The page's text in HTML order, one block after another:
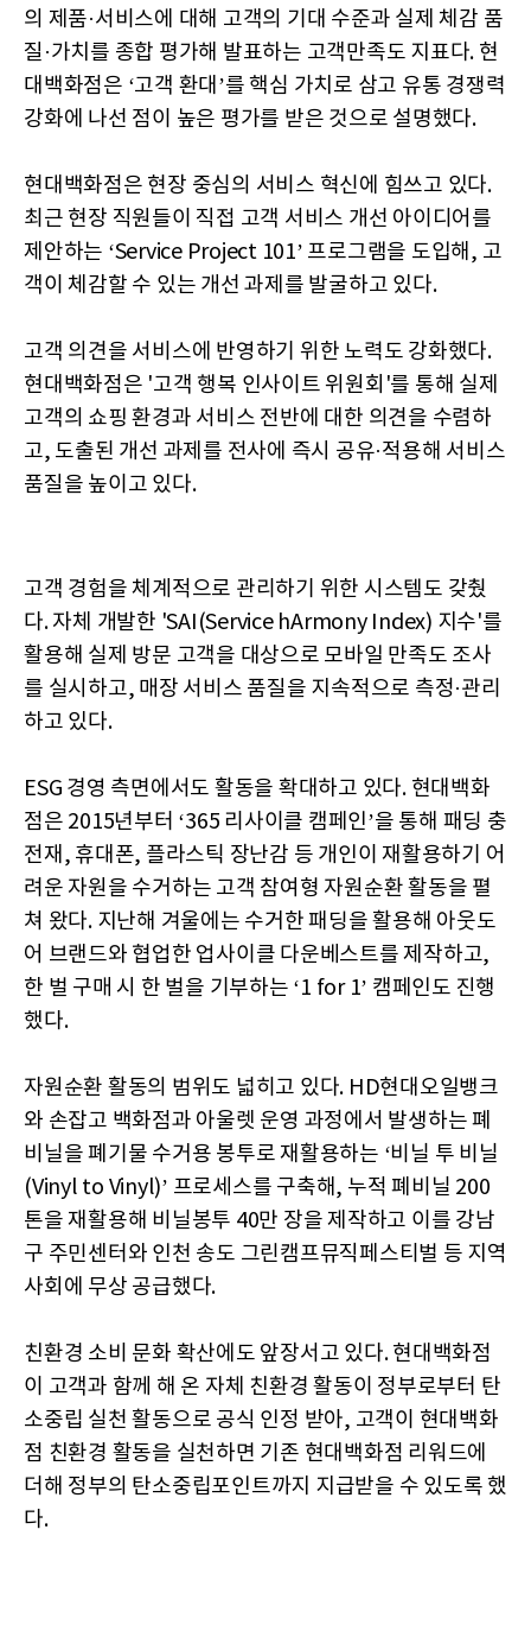
의 제품·서비스에 대해 고객의 기대 수준과 실제 체감 품
질·가치를 종합 평가해 발표하는 고객만족도 지표다. 현
대백화점은 ‘고객 환대’를 핵심 가치로 삼고 유통 경쟁력
강화에 나선 점이 높은 평가를 받은 것으로 설명했다.
현대백화점은 현장 중심의 서비스 혁신에 힘쓰고 있다.
최근 현장 직원들이 직접 고객 서비스 개선 아이디어를
제안하는 ‘Service Project 101’ 프로그램을 도입해, 고
객이 체감할 수 있는 개선 과제를 발굴하고 있다.
고객 의견을 서비스에 반영하기 위한 노력도 강화했다.
현대백화점은 '고객 행복 인사이트 위원회'를 통해 실제
고객의 쇼핑 환경과 서비스 전반에 대한 의견을 수렴하
고, 도출된 개선 과제를 전사에 즉시 공유·적용해 서비스
품질을 높이고 있다.
고객 경험을 체계적으로 관리하기 위한 시스템도 갖췄
다. 자체 개발한 'SAI(Service hArmony Index) 지수'를
활용해 실제 방문 고객을 대상으로 모바일 만족도 조사
를 실시하고, 매장 서비스 품질을 지속적으로 측정·관리
하고 있다.
ESG 경영 측면에서도 활동을 확대하고 있다. 현대백화
점은 2015년부터 ‘365 리사이클 캠페인’을 통해 패딩 충
전재, 휴대폰, 플라스틱 장난감 등 개인이 재활용하기 어
려운 자원을 수거하는 고객 참여형 자원순환 활동을 펼
쳐 왔다. 지난해 겨울에는 수거한 패딩을 활용해 아웃도
어 브랜드와 협업한 업사이클 다운베스트를 제작하고,
한 벌 구매 시 한 벌을 기부하는 ‘1 for 1’ 캠페인도 진행
했다.
자원순환 활동의 범위도 넓히고 있다. HD현대오일뱅크
와 손잡고 백화점과 아울렛 운영 과정에서 발생하는 폐
비닐을 폐기물 수거용 봉투로 재활용하는 ‘비닐 투 비닐
(Vinyl to Vinyl)’ 프로세스를 구축해, 누적 폐비닐 200
톤을 재활용해 비닐봉투 40만 장을 제작하고 이를 강남
구 주민센터와 인천 송도 그린캠프뮤직페스티벌 등 지역
사회에 무상 공급했다.
친환경 소비 문화 확산에도 앞장서고 있다. 현대백화점
이 고객과 함께 해 온 자체 친환경 활동이 정부로부터 탄
소중립 실천 활동으로 공식 인정 받아, 고객이 현대백화
점 친환경 활동을 실천하면 기존 현대백화점 리워드에
더해 정부의 탄소중립포인트까지 지급받을 수 있도록 했
다.